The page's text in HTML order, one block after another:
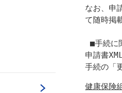
なお、申
て随時掲
■手続に
申請書
手続の「
健康保険